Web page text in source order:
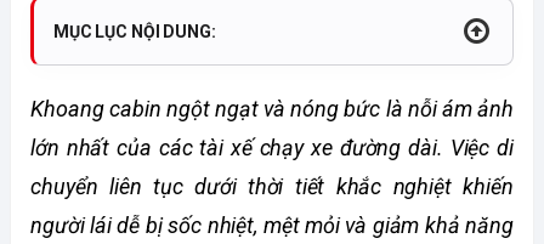
MỤC LỤC NỘI DUNG:
Khoang cabin ngột ngạt và nóng bức là nỗi ám ảnh
lớn nhất của các tài xế chạy xe đường dài. Việc di
chuyển liên tục dưới thời tiết khắc nghiệt khiến
người lái dễ bị sốc nhiệt, mệt mỏi và giảm khả năng